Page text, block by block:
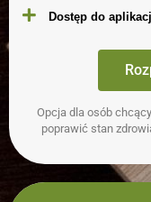
Dostęp do
Opcja dla osób
poprawić stan